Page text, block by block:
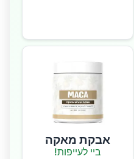
אבקת מאקה
ביי לעייפות!